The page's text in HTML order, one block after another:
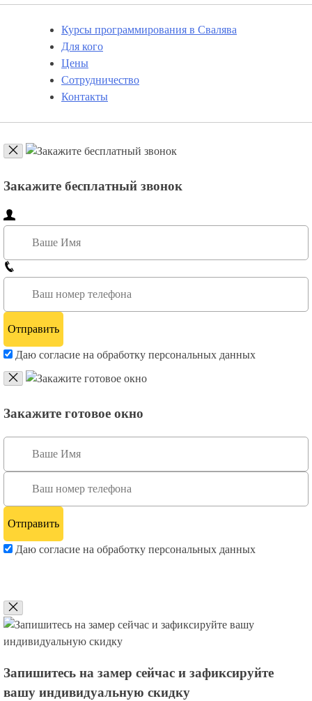
Курсы программирования в Свалява
Для кого
Цены
Сотрудничество
Контакты
Закажите бесплатный звонок
Даю согласие на обработку персональных данных
Закажите готовое окно
Даю согласие на обработку персональных данных
Запишитесь на замер сейчас и зафиксируйте
вашу индивидуальную скидку